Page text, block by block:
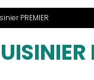
PREMIER